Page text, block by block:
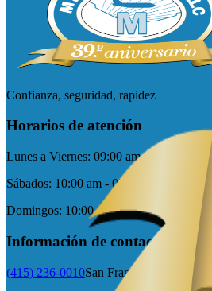
Confianza, seguridad, rapidez
Horarios de atención
Lunes a Viernes: 09:00 am - 5:00 pm
Sábados: 10:00 am - 05:00 pm
Domingos: 10:00 am - 03:00 pm
Información de contacto
(415) 236-0010San Francisco/Sacramento